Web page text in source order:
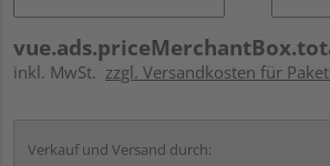
inkl. MwSt. zzgl. Versandkosten für
Verkauf und Versand durch: